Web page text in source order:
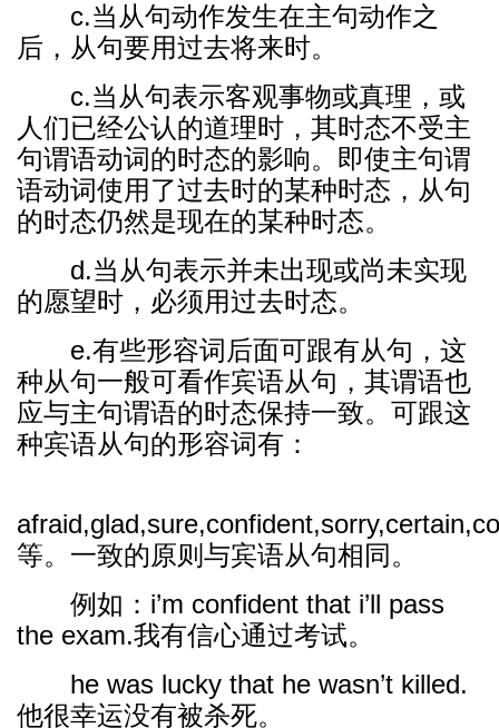
c.当从句动作发生在主句动作之
后，从句要用过去将来时。
c.当从句表示客观事物或真理，或
人们已经公认的道理时，其时态不受主
句谓语动词的时态的影响。即使主句谓
语动词使用了过去时的某种时态，从句
的时态仍然是现在的某种时态。
d.当从句表示并未出现或尚未实现
的愿望时，必须用过去时态。
e.有些形容词后面可跟有从句，这
种从句一般可看作宾语从句，其谓语也
应与主句谓语的时态保持一致。可跟这
种宾语从句的形容词有：
等。一致的原则与宾语从句相同。
例如：i’m confident that i’ll pass
the exam.我有信心通过考试。
he was lucky that he wasn’t killed.
他很幸运没有被杀死。